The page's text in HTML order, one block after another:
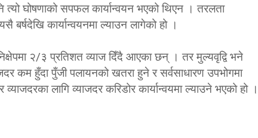
त्यो घोषणाको सपफल कार्यान्वयन भएको थिएन । तरलता
बर्षदेखि कार्यान्वयनमा ल्याउन लागेको हो ।
२/३ प्रतिशत व्याज दिँदै आएका छन् । तर मुल्यवृद्वि भने
कम हुँदा पुँजी पलायनको खतरा हुने र सर्वसाधारण उपभोगमा
लागि व्याजदर करिडोर कार्यान्वयमा ल्याउने भएको हो ।